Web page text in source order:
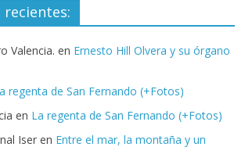
Valencia. en Ernesto Hill Olvera y su órgano
regenta de San Fernando (+Fotos)
en La regenta de San Fernando (+Fotos)
Iser en Entre el mar, la montaña y un